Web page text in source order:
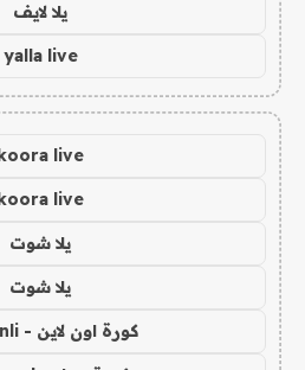
يلا لايف
yalla live
live
live
يلا شوت
يلا شوت
كورة اون لاين - kora onli